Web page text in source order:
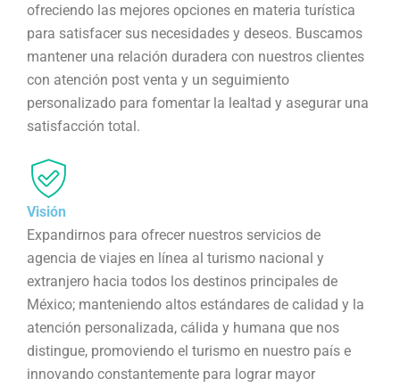
ofreciendo las mejores opciones en materia turística
para satisfacer sus necesidades y deseos. Buscamos
mantener una relación duradera con nuestros clientes
con atención post venta y un seguimiento
personalizado para fomentar la lealtad y asegurar una
satisfacción total.
Visión
Expandirnos para ofrecer nuestros servicios de
agencia de viajes en línea al turismo nacional y
extranjero hacia todos los destinos principales de
México; manteniendo altos estándares de calidad y la
atención personalizada, cálida y humana que nos
distingue, promoviendo el turismo en nuestro país e
innovando constantemente para lograr mayor